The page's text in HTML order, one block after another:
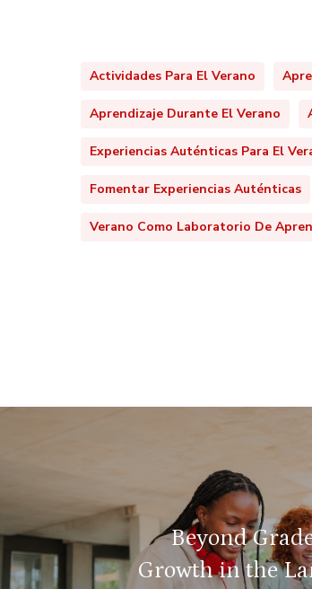
Actividades Para El Verano
Aprendizaje Durante El Verano
Experiencias Auténticas Para El
Fomentar Experiencias Auténticas
Verano Como Laboratorio De
Beyond
Growth in the